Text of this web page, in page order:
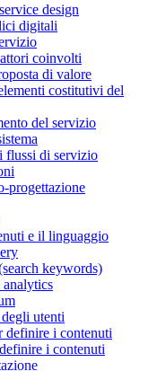
design
digitali
coinvolti
di valore
costitutivi del
del servizio
flussi di servizio
progettazione
e il linguaggio
keywords)
analytics
utenti
definire i contenuti
i contenuti